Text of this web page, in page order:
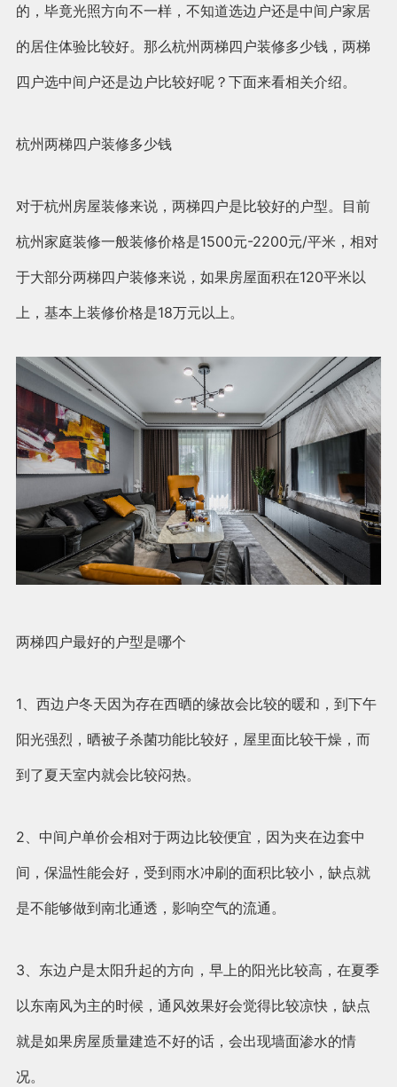
的，毕竟光照方向不一样，不知道选边户还是中间户家居
的居住体验比较好。那么杭州两梯四户装修多少钱，两梯
四户选中间户还是边户比较好呢？下面来看相关介绍。
杭州两梯四户装修多少钱
对于杭州房屋装修来说，两梯四户是比较好的户型。目前
杭州家庭装修一般装修价格是1500元-2200元/平米，相对
于大部分两梯四户装修来说，如果房屋面积在120平米以
上，基本上装修价格是18万元以上。
两梯四户最好的户型是哪个
1、西边户冬天因为存在西晒的缘故会比较的暖和，到下午
阳光强烈，晒被子杀菌功能比较好，屋里面比较干燥，而
到了夏天室内就会比较闷热。
2、中间户单价会相对于两边比较便宜，因为夹在边套中
间，保温性能会好，受到雨水冲刷的面积比较小，缺点就
是不能够做到南北通透，影响空气的流通。
3、东边户是太阳升起的方向，早上的阳光比较高，在夏季
以东南风为主的时候，通风效果好会觉得比较凉快，缺点
就是如果房屋质量建造不好的话，会出现墙面渗水的情
况。